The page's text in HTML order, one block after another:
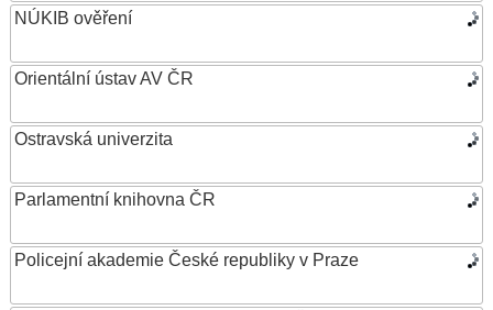
NÚKIB ověření
Orientální ústav AV ČR
Ostravská univerzita
Parlamentní knihovna ČR
Policejní akademie České republiky v Praze